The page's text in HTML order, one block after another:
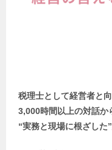
税理士として経営者と
3,000時間以上の対話か
“実務と現場に根ざした